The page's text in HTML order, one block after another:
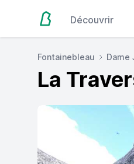
Découvrir
Fontainebleau Dame
La